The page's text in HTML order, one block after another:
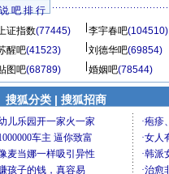
吧 排 行
证指数(77445) 李宇春吧(104510)
醒吧(41523) 刘德华吧(69854)
图吧(68789) 婚姻吧(78544)
搜狐分类 | 搜狐招商